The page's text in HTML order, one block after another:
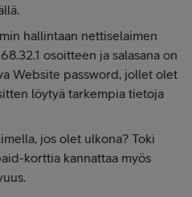
hallintaan nettiselaimen
osoitteen ja salasana on
Website password, jollet olet
löytyä tarkempia tietoja
jos olet ulkona? Toki
korttia kannattaa myös